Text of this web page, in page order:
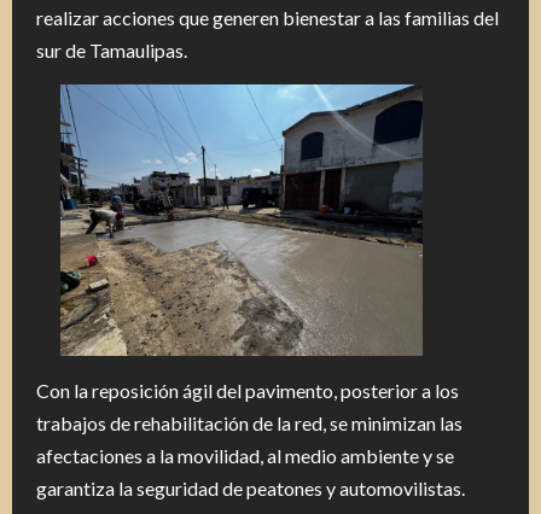
realizar acciones que generen bienestar a las familias del
sur de Tamaulipas.
Con la reposición ágil del pavimento, posterior a los
trabajos de rehabilitación de la red, se minimizan las
afectaciones a la movilidad, al medio ambiente y se
garantiza la seguridad de peatones y automovilistas.